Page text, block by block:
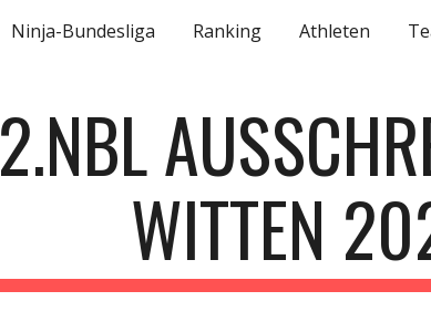
Skip to main content
Ninja-Bundesliga Ranking Athleten
2.NBL
WITTEN